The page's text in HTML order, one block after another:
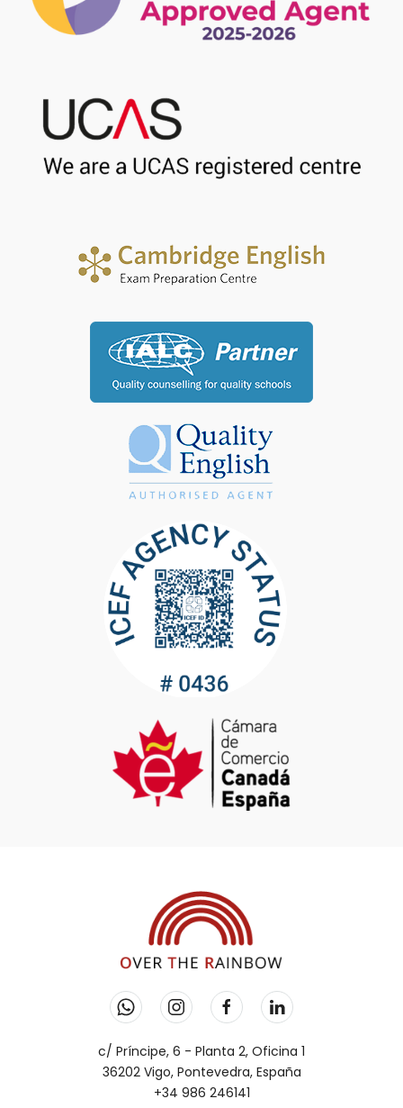
c/ Príncipe, 6 - Planta 2, Oficina 1
36202 Vigo, Pontevedra, España
+34 986 246141